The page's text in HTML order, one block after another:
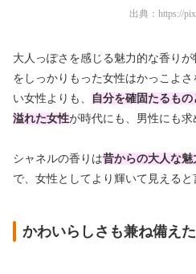
出典： https://
大人っぽさを感じる魅力的な香り
をしっかりもった女性はかっこよさ
い女性よりも、
自分を確固たるも
溢れた女性が時代にも、男性にも求
シャネルの香りは昔からの大人な魅
で、女性としてより輝いて見えると
かわいらしさも兼ね備え